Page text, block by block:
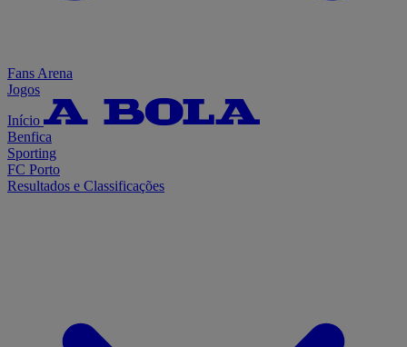
Fans Arena
Jogos
Início
Benfica
Sporting
FC Porto
Resultados e Classificações